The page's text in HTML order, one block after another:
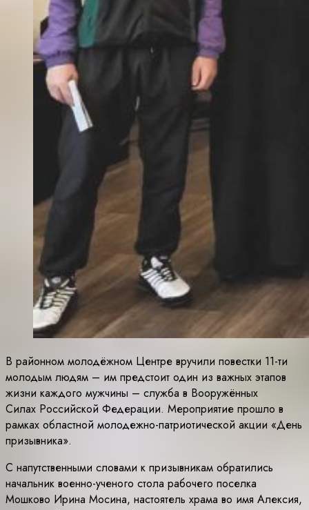
В районном молодёжном Центре вручили повестки 11-ти
молодым людям – им предстоит один из важных этапов
жизни каждого мужчины – служба в Вооружённых
Силах Российской Федерации. Мероприятие прошло в
рамках областной молодежно-патриотической акции «День
призывника».
С напутственными словами к призывникам обратились
начальник военно-ученого стола рабочего поселка
Мошково Ирина Мосина, настоятель храма во имя Алексия,